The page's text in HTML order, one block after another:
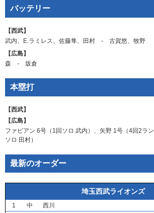
バッテリー
【西武】
武内、 E.ラミレス、 佐藤隼、 田村 ‐ 古賀悠、 牧野
【広島】
森 ‐ 坂倉
本塁打
【西武】
【広島】
ファビアン 6号（1回ソロ 武内 ）、 矢野 1号（4回2ラン
ソロ 田村）
最新のオーダー
埼玉西武ライオンズ
1 中
西川